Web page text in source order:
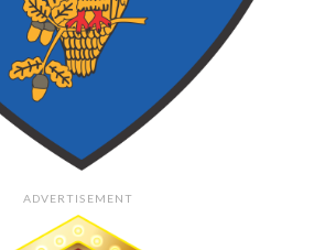
ADVERTISEMENT